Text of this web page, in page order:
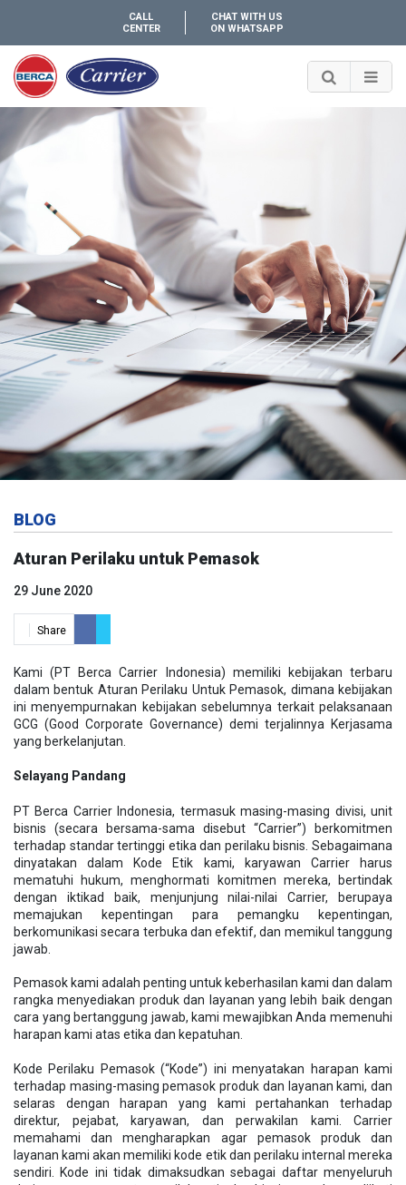
CALL
CENTER
CHAT WITH US
ON WHATSAPP
BLOG
Aturan Perilaku untuk Pemasok
29 June 2020
Share
Kami (PT Berca Carrier Indonesia) memiliki kebijakan terbaru
dalam bentuk Aturan Perilaku Untuk Pemasok, dimana kebijakan
ini menyempurnakan kebijakan sebelumnya terkait pelaksanaan
GCG (Good Corporate Governance) demi terjalinnya Kerjasama
yang berkelanjutan.
Selayang Pandang
PT Berca Carrier Indonesia, termasuk masing-masing divisi, unit
bisnis (secara bersama-sama disebut “Carrier”) berkomitmen
terhadap standar tertinggi etika dan perilaku bisnis. Sebagaimana
dinyatakan dalam Kode Etik kami, karyawan Carrier harus
mematuhi hukum, menghormati komitmen mereka, bertindak
dengan iktikad baik, menjunjung nilai-nilai Carrier, berupaya
memajukan kepentingan para pemangku kepentingan,
berkomunikasi secara terbuka dan efektif, dan memikul tanggung
jawab.
Pemasok kami adalah penting untuk keberhasilan kami dan dalam
rangka menyediakan produk dan layanan yang lebih baik dengan
cara yang bertanggung jawab, kami mewajibkan Anda memenuhi
harapan kami atas etika dan kepatuhan.
Kode Perilaku Pemasok (“Kode”) ini menyatakan harapan kami
terhadap masing-masing pemasok produk dan layanan kami, dan
selaras dengan harapan yang kami pertahankan terhadap
direktur, pejabat, karyawan, dan perwakilan kami. Carrier
memahami dan mengharapkan agar pemasok produk dan
layanan kami akan memiliki kode etik dan perilaku internal mereka
sendiri. Kode ini tidak dimaksudkan sebagai daftar menyeluruh